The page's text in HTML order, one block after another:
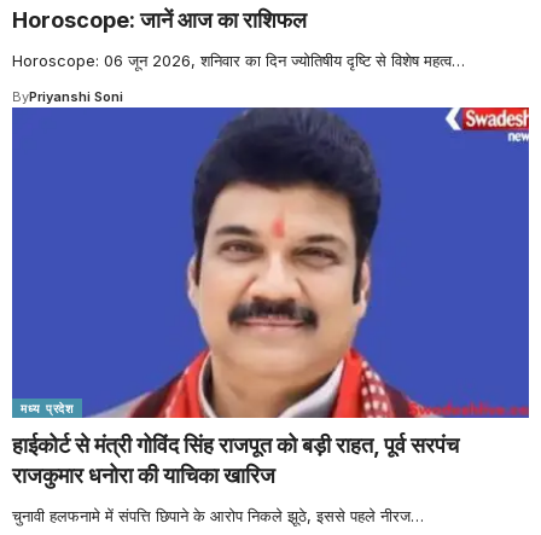
Horoscope: जानें आज का राशिफल
Horoscope: 06 जून 2026, शनिवार का दिन ज्योतिषीय दृष्टि से विशेष महत्व…
ByPriyanshi Soni
मध्य प्रदेश
हाईकोर्ट से मंत्री गोविंद सिंह राजपूत को बड़ी राहत, पूर्व सरपंच
राजकुमार धनोरा की याचिका खारिज
चुनावी हलफनामे में संपत्ति छिपाने के आरोप निकले झूठे, इससे पहले नीरज…